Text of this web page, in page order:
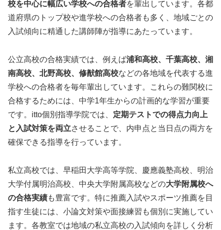
校を中心に幅広い学校への合格者を輩出しています。各都
道府県のトップ校や進学校への合格者も多く、地域ごとの
入試傾向に精通した講師陣が指導にあたっています。
公立高校の合格実績では、例えば浦和高校、千葉高校、湘
南高校、北野高校、修猷館高校などの各地域を代表する進
学校への合格者を毎年輩出しています。これらの難関校に
合格するためには、中学1年生からの計画的な学習が重要
です。itto個別指導学院では、 定期テストでの得点力向上
と入試対策を両立させることで、内申点と当日点の両方を
確保できる指導を行っています。
私立高校では、早稲田大学高等学院、慶應義塾高校、明治
大学付属明治高校、中央大学附属高校などの大学附属校へ
の合格実績も豊富です。特に推薦入試やスポーツ推薦を目
指す生徒には、小論文対策や面接練習も個別に実施してい
ます。各教室では地域の私立高校の入試傾向を詳しく分析